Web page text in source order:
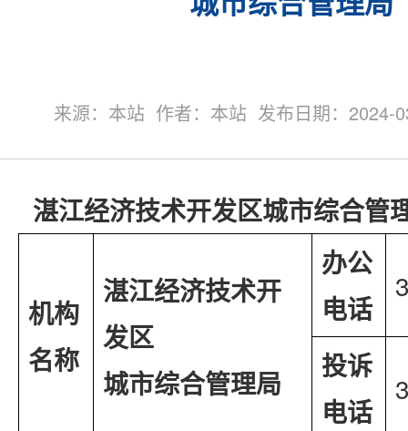
来源：本站 作者：本站 发布日期：
湛江经济技术开发区城市综合管
机构
名称
湛江经济技术开
发区
城市综合管理局
办公
电话
投诉
电话